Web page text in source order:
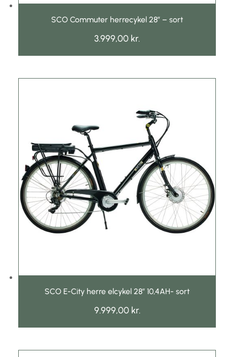
SCO Commuter herrecykel 28″ – sort
3.999,00 kr.
SCO E-City herre elcykel 28″ 10,4AH- sort
9.999,00 kr.